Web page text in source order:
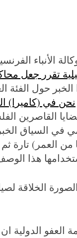
الفرنسية يوم 19 مارس/آذار 2018
تقرر جعل
حول الفئة
نحن في (كاميرا)
القاصرين
في السياق
هذا
الخلاقة
الدولية ان